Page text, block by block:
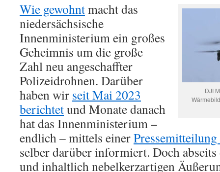
DJI
Wie gewohntmacht das
niedersächsische
Innenministerium ein großes
Geheimnis um die große
Zahl neu angeschaffter
Polizeidrohnen. Darüber
haben wir seit Mai 2023
berichtetund Monate danach
hat das Innenministerium –
endlich – mittels einer
selber darüber informiert. Doch
und inhaltlich nebelkerzartigen